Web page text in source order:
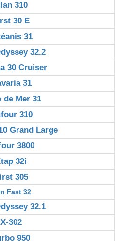
310
30 E
31
32.2
30 Cruiser
31
de Mer 31
310
Grand Large
3800
32i
305
Fast 32
32.1
X-302
950